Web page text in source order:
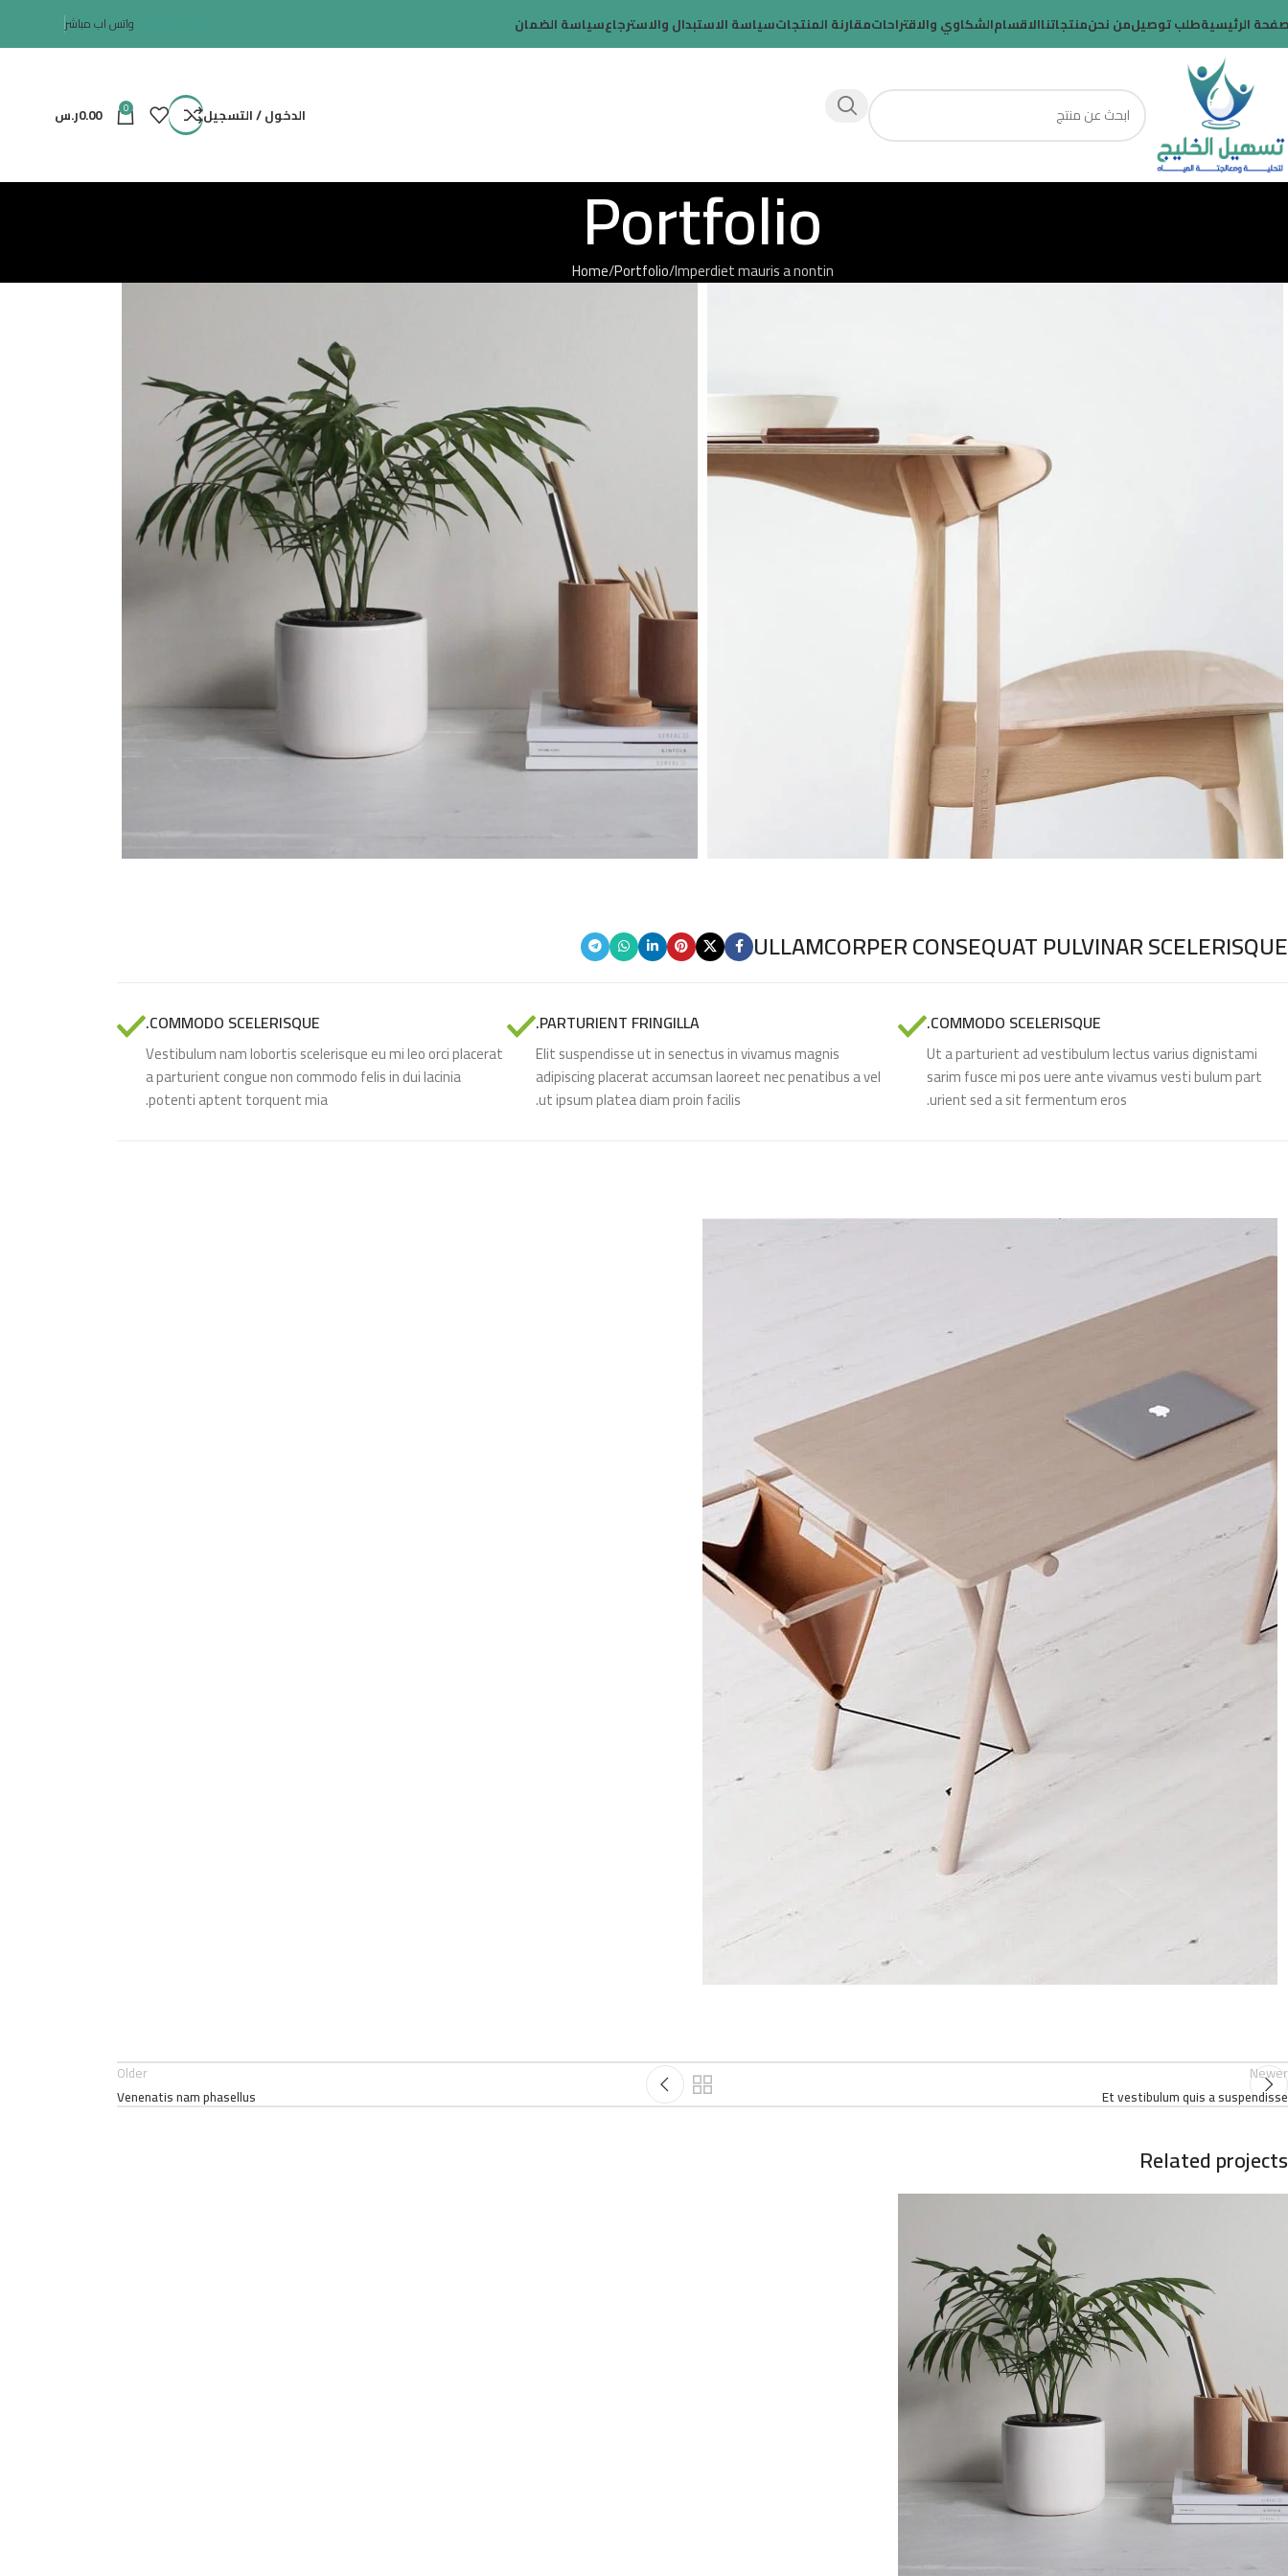
الرئيسيةطلب توصيلمن نحنمنتجاتناالاقسامالشكاوي والاقتراحاتمقارنة المنتجاتسياسة الاستبدال والاسترجاعسياسة الضمان واتس اب مباشر
الدخول / التسجيل 0
0.00ر.س
Portfolio
Home Portfolio Imperdiet mauris a nontin
ULLAMCORPER CONSEQUAT PULVINAR SCELERISQUE
COMMODO SCELERISQUE.
Ut a parturient ad vestibulum lectus varius dignistami
sarim fusce mi pos uere ante vivamus vesti bulum part
urient sed a sit fermentum eros.
PARTURIENT FRINGILLA.
Elit suspendisse ut in senectus in vivamus magnis
adipiscing placerat accumsan laoreet nec penatibus a vel
ut ipsum platea diam proin facilis.
COMMODO SCELERISQUE.
Vestibulum nam lobortis scelerisque eu mi leo orci placerat
a parturient congue non commodo felis in dui lacinia
potenti aptent torquent mia.
Newer
Et vestibulum quis a suspendisse
Older
Venenatis nam phasellus
Related projects